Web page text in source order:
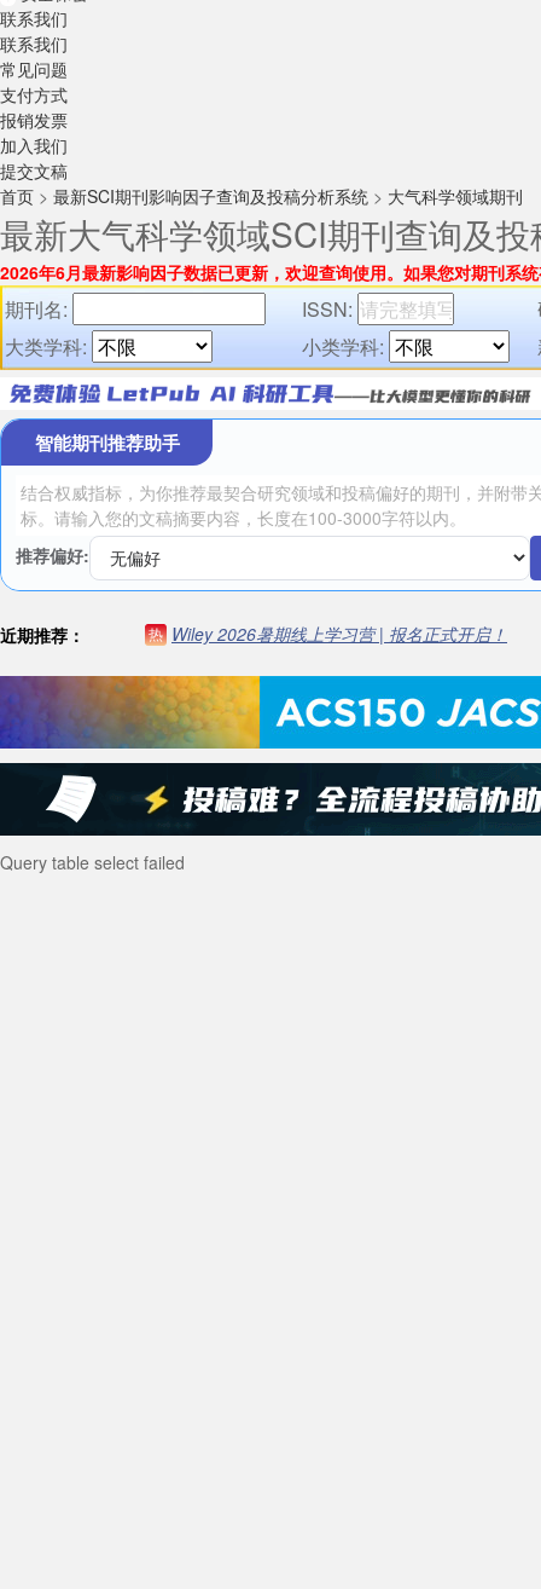
联系我们
联系我们
常见问题
支付方式
报销发票
加入我们
提交文稿
首页 > 最新SCI期刊影响因子查询及投稿分析系统 > 大气科学领域期刊
最新大气科学领域SCI期刊查询及
2026年6月最新影响因子数据已更新，欢迎查询使用。 如果您对期刊系
期刊名: ISSN:
大类学科:
小类学科:
智能期刊推荐助手
推荐偏好:
近期推荐： 热 Wiley 2026暑期线上学习营 | 报名正式开启！
Query table select failed